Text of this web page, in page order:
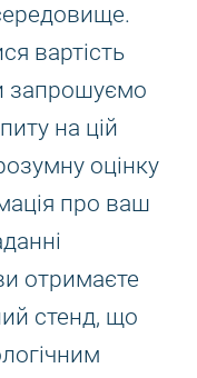
вартість
запрошуємо
на цій
оцінку
про ваш
отримаєте
стенд, що